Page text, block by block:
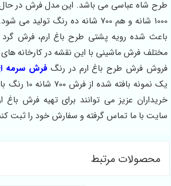
طرح شاه عباسی می باشد. این مدل فرش در
1000 شانه و هم 700 شانه ده رنگ
باعث شده رویه پشتی طرح باغ ارم، فرش
مختلف فرش ماشینی با این نقشه در کارخانه
فروش فرش طرح باغ ارم در رنگ فرش سرمه
یک نمونه
سایت با ما تماس گرفته و سفارش خود را ثبت
محصولات مرتبط